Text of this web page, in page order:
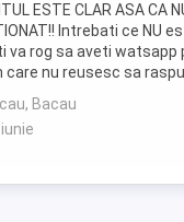
ESTE CLAR ASA CA
Intrebati ce NU
va rog sa aveti watsapp
care nu reusesc sa
Reloop RMP 2
Bacau